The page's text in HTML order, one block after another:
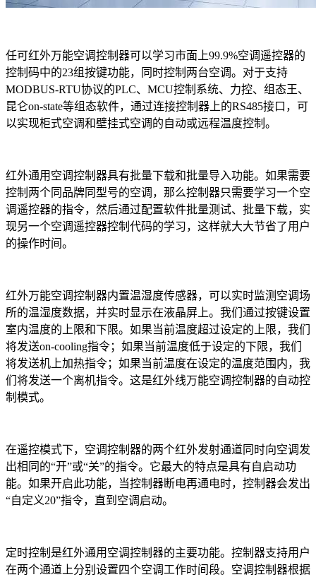
任可红外万能空调控制器可以学习市面上99.9%空调遥控器的
控制码中的23组按键功能，同时控制两台空调。对于支持
MODBUS-RTU协议的PLC、MCU控制系统、力控、组态王、
昆仑on-state等组态软件，通过连接控制器上的RS485接口，可
以实现柜式空调和壁挂式空调的自动或远程温度控制。
红外通用空调控制器具有批量下载和批量导入功能。如果需要
控制两个同品牌同型号的空调，那么控制器只需要学习一个空
调遥控器的指令，然后通过配置软件批量测试、批量下载，实
现另一个空调遥控器控制代码的学习，这样就大大节省了用户
的操作时间。
红外万能空调控制器内置温湿度传感器，可以实时监测空调场
所的温湿度数据，并实时显示在液晶屏上。我们通过按键设置
室内温度的上限和下限。如果当前温度超过设定的上限，我们
将发送on-cooling指令；如果当前温度低于设定的下限，我们
将发送机上加热指令；如果当前温度在设定的温度范围内，我
们将发送一个离机指令。这是红外线万能空调控制器的自动控
制模式。
在遥控模式下，空调控制器的两个红外发射通道同时向空调发
出相同的“开”或“关”的指令。它最大的特点是具有自启动功
能。如果开启此功能，当控制器断电再通电时，控制器会发出
“自定义20”指令，直到空调启动。
定时控制是红外通用空调控制器的主要功能。控制器支持用户
在两个通道上分别设置四个空调工作时间段。空调控制器根据